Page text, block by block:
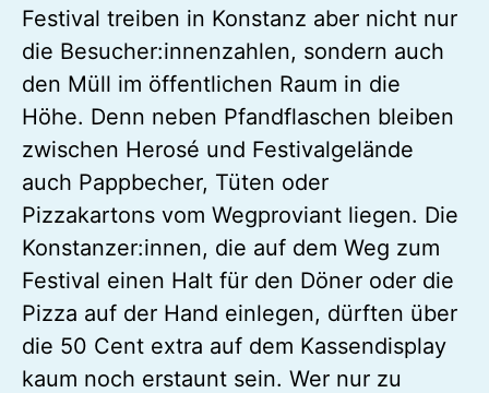
Festival treiben in Konstanz aber nicht nur
die Besucher:innenzahlen, sondern auch
den Müll im öffentlichen Raum in die
Höhe. Denn neben Pfandflaschen bleiben
zwischen Herosé und Festivalgelände
auch Pappbecher, Tüten oder
Pizzakartons vom Wegproviant liegen. Die
Konstanzer:innen, die auf dem Weg zum
Festival einen Halt für den Döner oder die
Pizza auf der Hand einlegen, dürften über
die 50 Cent extra auf dem Kassendisplay
kaum noch erstaunt sein. Wer nur zu